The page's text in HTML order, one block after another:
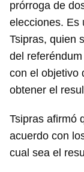
prórroga de
elecciones. Es
Tsipras, quien
del
con el objetivo
obtener el
Tsipras afirmó
acuerdo con
cual sea el